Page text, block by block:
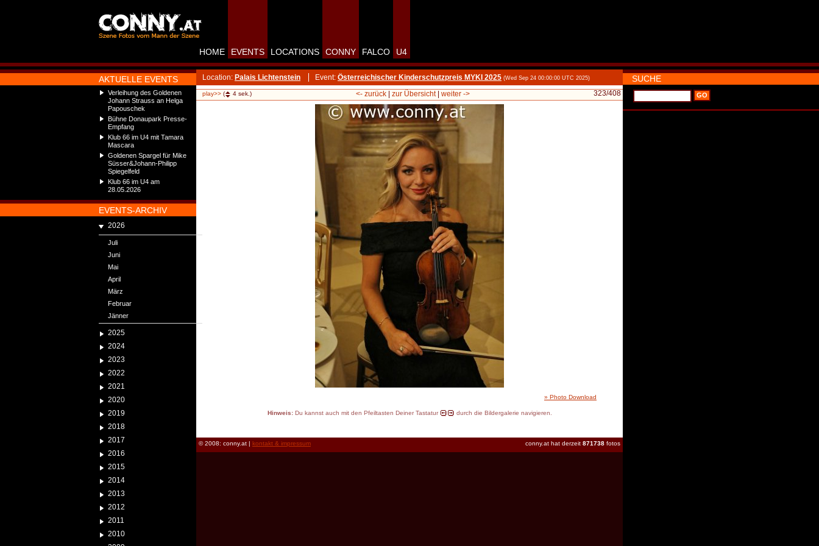
AKTUELLE EVENTS
Verleihung des Goldenen
Johann Strauss an Helga
Papouschek
Bühne Donaupark Presse-
Empfang
Klub 66 im U4 mit Tamara
Mascara
Goldenen Spargel für Mike
Süsser&Johann-Philipp
Spiegelfeld
Klub 66 im U4 am
28.05.2026
EVENTS-ARCHIV
2026
Juli
Juni
Mai
April
März
Februar
Jänner
2025
2024
2023
2022
2021
2020
2019
2018
2017
2016
2015
2014
2013
2012
2011
2010
HOME EVENTS LOCATIONS CONNY FALCO U4
Location: Palais Lichtenstein Event: Österreichischer Kinderschutzpreis MYKI 2025 (Wed Sep 24 00:00:00 UTC 2025)
play>> ( 4 sek.) 323/408
<- zurück| zur Übersicht| weiter ->
» Photo Download
Hinweis:Du kannst auch mit den Pfeiltasten Deiner Tastatur durch die Bildergalerie navigieren.
conny.at hat derzeit 871738 fotos
© 2008: conny.at | kontakt & impressum
SUCHE